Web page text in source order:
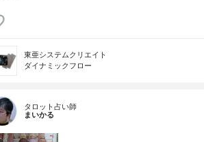
東亜システムクリエイト
ダイナミックフロー
タロット占い師
まいかる